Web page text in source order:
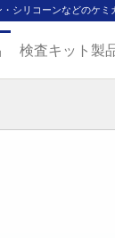
シリコーンなどのケ
検査キット製